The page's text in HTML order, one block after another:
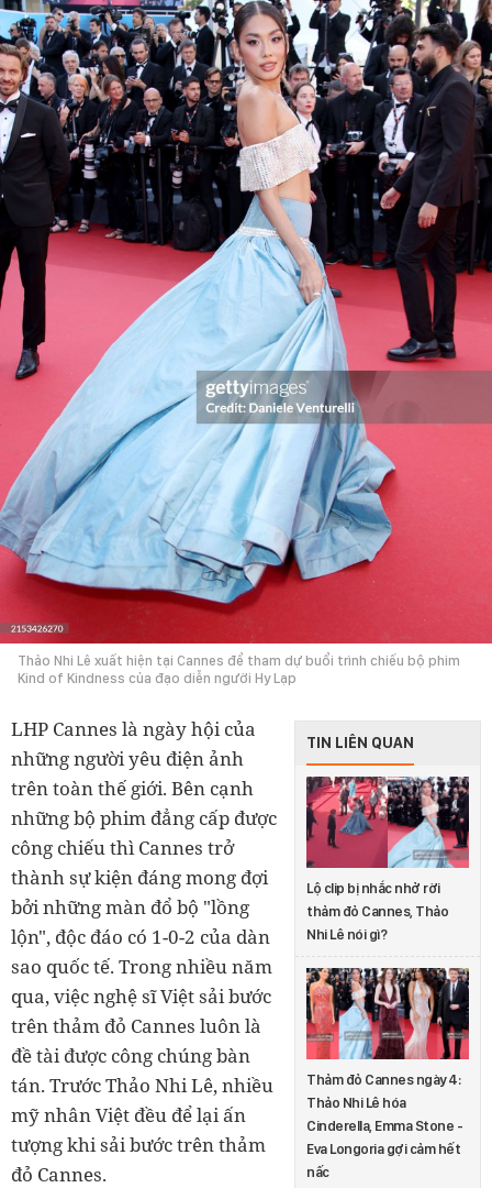
Thảo Nhi Lê xuất hiện tại Cannes để tham dự buổi trình chiếu bộ phim
Kind of Kindness của đạo diễn người Hy Lạp
TIN LIÊN QUAN
Lộ clip bị nhắc nhở rời
thảm đỏ Cannes, Thảo
Nhi Lê nói gì?
Thảm đỏ Cannes ngày 4:
Thảo Nhi Lê hóa
Cinderella, Emma Stone -
Eva Longoria gợi cảm hết
nấc
LHP Cannes là ngày hội của
những người yêu điện ảnh
trên toàn thế giới. Bên cạnh
những bộ phim đẳng cấp được
công chiếu thì Cannes trở
thành sự kiện đáng mong đợi
bởi những màn đổ bộ "lồng
lộn", độc đáo có 1-0-2 của dàn
sao quốc tế. Trong nhiều năm
qua, việc nghệ sĩ Việt sải bước
trên thảm đỏ Cannes luôn là
đề tài được công chúng bàn
tán. Trước Thảo Nhi Lê, nhiều
mỹ nhân Việt đều để lại ấn
tượng khi sải bước trên thảm
đỏ Cannes.